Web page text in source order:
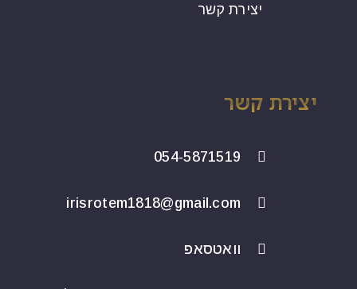
יצירת קשר
יצירת קשר
054-5871519
irisrotem1818@gmail.com
וואטסאפ